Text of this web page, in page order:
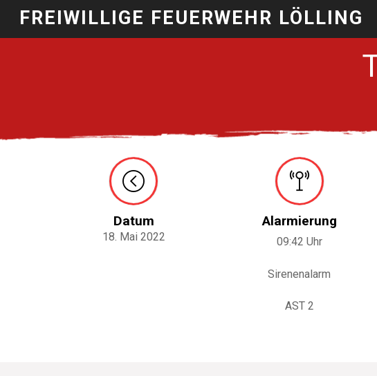
FREIWILLIGE FEUERWEHR LÖLLING
Datum
18. Mai 2022
Alarmierung
09:42 Uhr
Sirenenalarm
AST 2